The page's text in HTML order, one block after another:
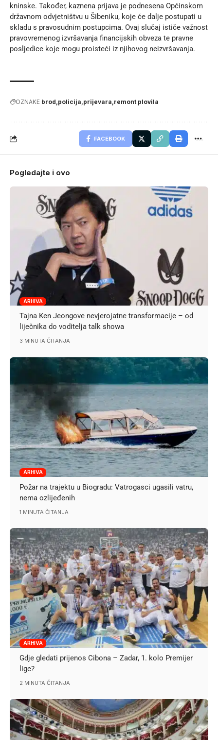
kninske. Također, kaznena prijava je podnesena Općinskom
državnom odvjetništvu u Šibeniku, koje će dalje postupati u
skladu s pravosudnim postupcima. Ovaj slučaj ističe važnost
pravovremenog izvršavanja financijskih obveza te pravne
posljedice koje mogu proisteći iz njihovog neizvršavanja.
OZNAKE brod policija prijevara remont plovila
FACEBOOK
Pogledajte i ovo
ARHIVA
Tajna Ken Jeongove nevjerojatne transformacije – od
liječnika do voditelja talk showa
3 MINUTA ČITANJA
ARHIVA
Požar na trajektu u Biogradu: Vatrogasci ugasili vatru,
nema ozlijeđenih
1 MINUTA ČITANJA
ARHIVA
Gdje gledati prijenos Cibona – Zadar, 1. kolo Premijer
lige?
2 MINUTA ČITANJA